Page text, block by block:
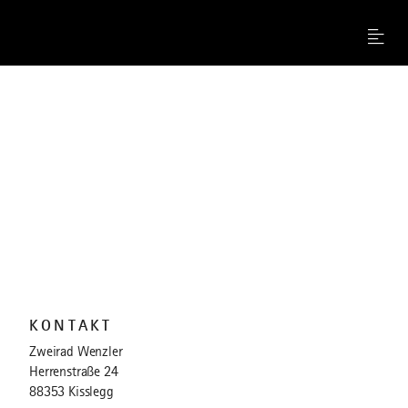
Menu
KONTAKT
Zweirad Wenzler
Herrenstraße 24
88353 Kisslegg